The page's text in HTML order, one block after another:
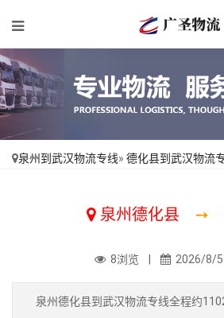
泉州到武汉物流专线» 德化县到武汉物流专
泉州德化县 ➙
8浏览 | 2026/8/5
泉州德化县到武汉物流专线全程约